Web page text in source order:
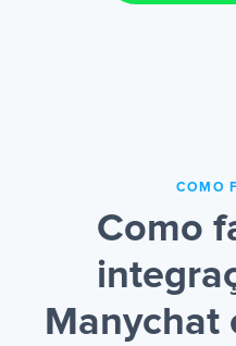
COMO
Como
Manychat